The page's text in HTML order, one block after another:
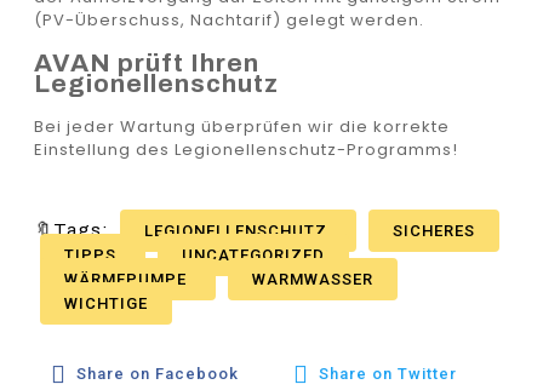
(PV-Überschuss, Nachtarif) gelegt werden.
AVAN prüft Ihren
Legionellenschutz
Bei jeder Wartung überprüfen wir die korrekte
Einstellung des Legionellenschutz-Programms!
🔖Tags: LEGIONELLENSCHUTZ
SICHERES
TIPPS
UNCATEGORIZED
WÄRMEPUMPE
WARMWASSER
WICHTIGE
Share on Facebook Share on Twitter